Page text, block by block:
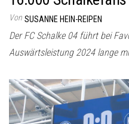
Von SUSANNE HEIN-REIPEN
Der FC Schalke 04 führt bei
Auswärtsleistung 2024 lange